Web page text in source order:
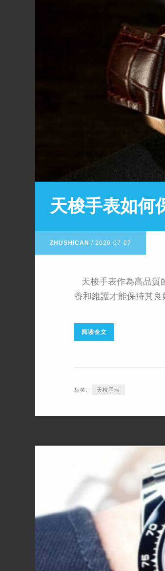
天梭手表如何
ZHUSHICAN / 2026-07-07
天梭手表作為高品質
養和維護才能保持其
阅读全文
标签: ​天梭手表